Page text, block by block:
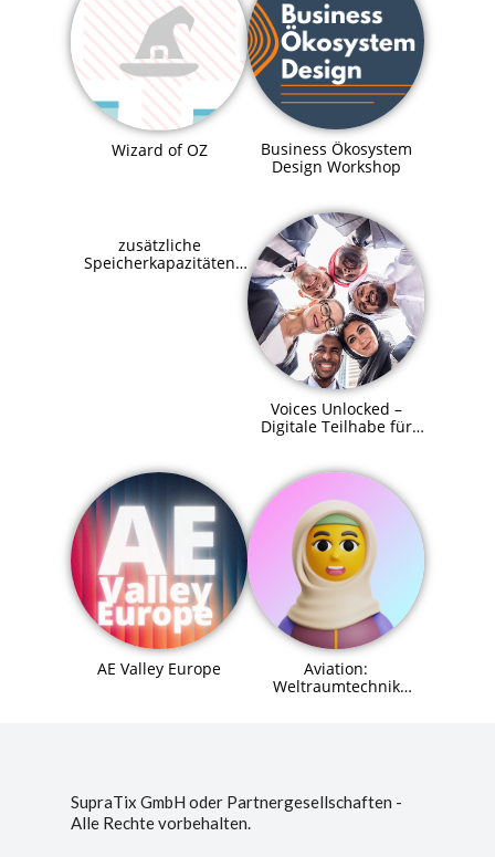
Wizard of OZ
Business Ökosystem
Design Workshop
zusätzliche
Speicherkapazitäten
Voices Unlocked –
Digitale Teilhabe für
AE Valley Europe
Aviation:
Weltraumtechnik
SupraTix GmbH oder Partnergesellschaften -
Alle Rechte vorbehalten.